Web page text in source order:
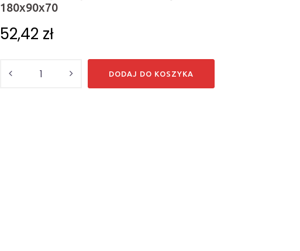
180x90x70
52,42 zł
DODAJ DO KOSZYKA